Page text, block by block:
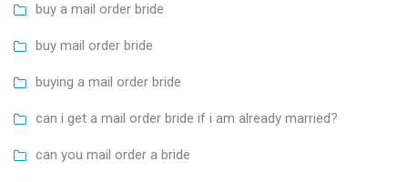
buy a mail order bride
buy mail order bride
buying a mail order bride
can i get a mail order bride if i am already married?
can you mail order a bride